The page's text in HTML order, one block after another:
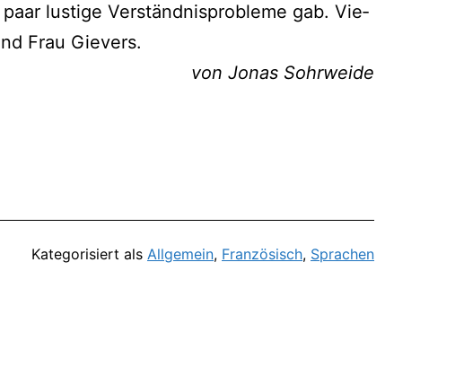
lus­ti­ge Ver­ständ­nis­pro­ble­me gab. Vie­
Frau Gievers.
von Jonas Sohrweide
Kategorisiert als Allgemein, Französisch, Sprachen